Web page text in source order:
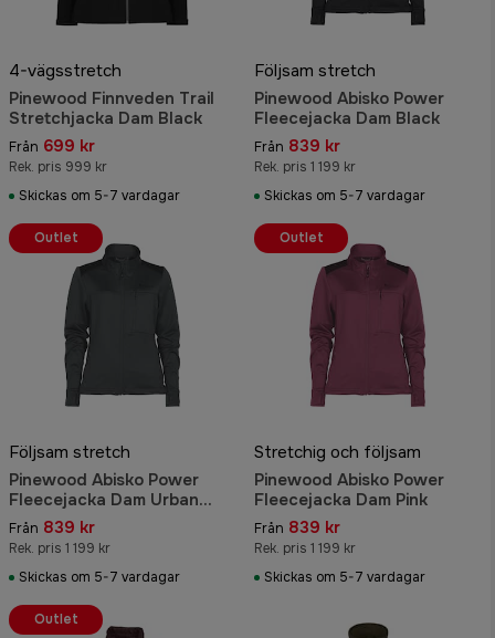
4-vägsstretch
Pinewood Finnveden Trail
Stretchjacka Dam Black
Från 699 kr
Rek. pris 999 kr
Skickas om 5-7 vardagar
Följsam stretch
Pinewood Abisko Power
Fleecejacka Dam Black
Från 839 kr
Rek. pris 1 199 kr
Skickas om 5-7 vardagar
Följsam stretch
Pinewood Abisko Power
Fleecejacka Dam Urban
Grey
Från 839 kr
Rek. pris 1 199 kr
Skickas om 5-7 vardagar
Outlet
Stretchig och följsam
Pinewood Abisko Power
Fleecejacka Dam Pink
Från 839 kr
Rek. pris 1 199 kr
Skickas om 5-7 vardagar
Outlet
Outlet